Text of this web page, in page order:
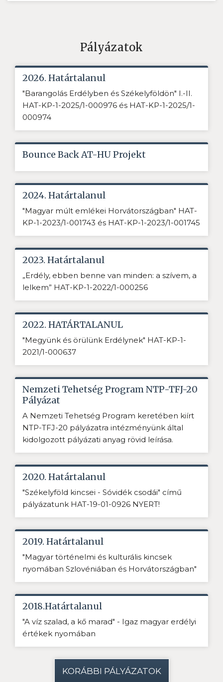
Pályázatok
2026. Határtalanul
"Barangolás Erdélyben és Székelyföldön" I.-II.
HAT-KP-1-2025/1-000976 és HAT-KP-1-2025/1-
000974
Bounce Back AT-HU Projekt
2024. Határtalanul
"Magyar múlt emlékei Horvátországban" HAT-
KP-1-2023/1-001743 és HAT-KP-1-2023/1-001745
2023. Határtalanul
„Erdély, ebben benne van minden: a szívem, a
lelkem” HAT-KP-1-2022/1-000256
2022. HATÁRTALANUL
"Megyünk és örülünk Erdélynek" HAT-KP-1-
2021/1-000637
Nemzeti Tehetség Program NTP-TFJ-20
Pályázat
A Nemzeti Tehetség Program keretében kiírt
NTP-TFJ-20 pályázatra intézményünk által
kidolgozott pályázati anyag rövid leírása.
2020. Határtalanul
"Székelyföld kincsei - Sóvidék csodái" című
pályázatunk HAT-19-01-0926 NYERT!
2019. Határtalanul
"Magyar történelmi és kulturális kincsek
nyomában Szlovéniában és Horvátországban"
2018.Határtalanul
"A víz szalad, a kő marad" - Igaz magyar erdélyi
értékek nyomában
KORÁBBI PÁLYÁZATOK